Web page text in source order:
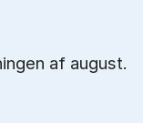
af august.